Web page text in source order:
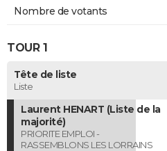
Nombre de votants
TOUR 1
Tête de liste
Liste
Laurent HENART (Liste de la
majorité)
PRIORITE EMPLOI -
RASSEMBLONS LES LORRAINS